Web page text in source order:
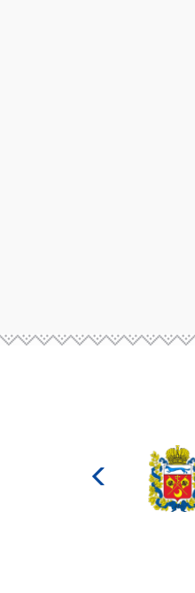
Министерство
культуры
Российской